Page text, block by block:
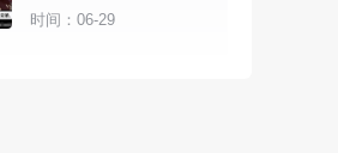
想在游戏上演
时间：06-29